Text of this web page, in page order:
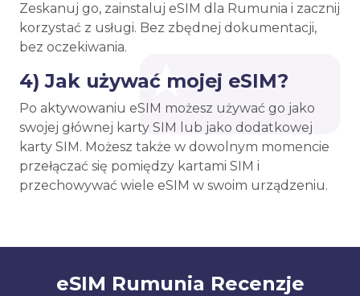
Zeskanuj go, zainstaluj eSIM dla Rumunia i zacznij
korzystać z usługi. Bez zbędnej dokumentacji,
bez oczekiwania.
4) Jak używać mojej eSIM?
Po aktywowaniu eSIM możesz używać go jako
swojej głównej karty SIM lub jako dodatkowej
karty SIM. Możesz także w dowolnym momencie
przełączać się pomiędzy kartami SIM i
przechowywać wiele eSIM w swoim urządzeniu.
eSIM Rumunia Recenzje